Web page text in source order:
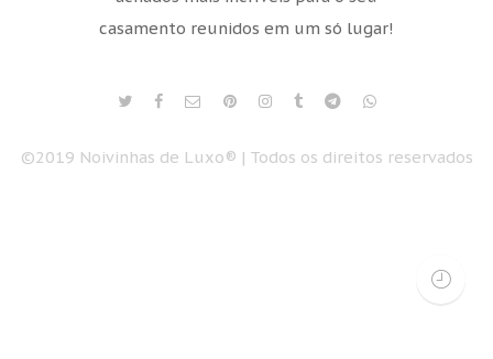
casamento reunidos em um só lugar!
©2019 Noivinhas de Luxo® | Todos os direitos reservados